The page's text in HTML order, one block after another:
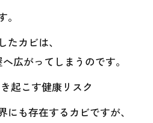
カビは、
広がってしまうのです。
起こす健康リスク
にも存在するカビですが、